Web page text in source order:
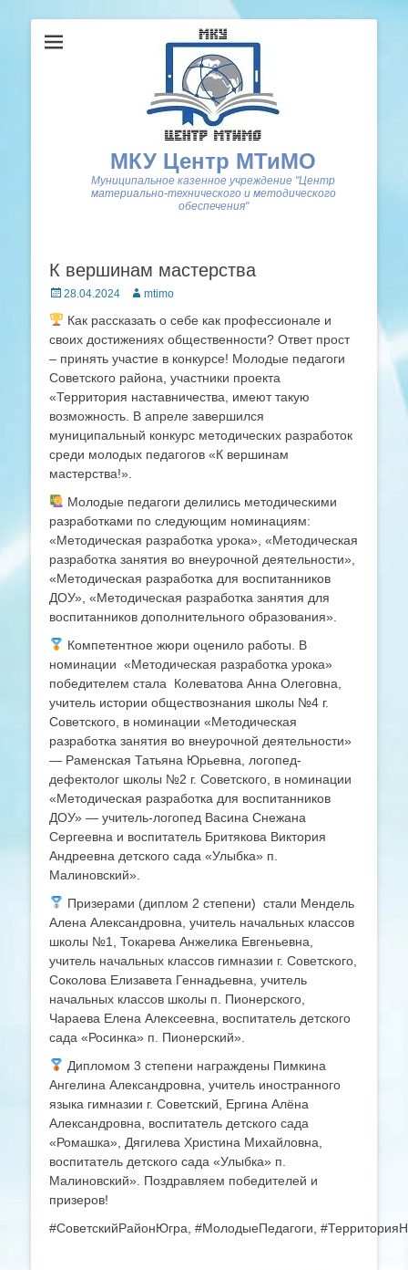
МКУ Центр МТиМО
Муниципальное казенное учреждение "Центр
материально-технического и методического
обеспечения"
К вершинам мастерства
Posted
28.04.2024 Author
mtimo
Как рассказать о себе как профессионале и
своих достижениях общественности? Ответ прост
– принять участие в конкурсе! Молодые педагоги
Советского района, участники проекта
«Территория наставничества, имеют такую
возможность. В апреле завершился
муниципальный конкурс методических разработок
среди молодых педагогов «К вершинам
мастерства!».
Молодые педагоги делились методическими
разработками по следующим номинациям:
«Методическая разработка урока», «Методическая
разработка занятия во внеурочной деятельности»,
«Методическая разработка для воспитанников
ДОУ», «Методическая разработка занятия для
воспитанников дополнительного образования».
Компетентное жюри оценило работы. В
номинации «Методическая разработка урока»
победителем стала Колеватова Анна Олеговна,
учитель истории обществознания школы №4 г.
Советского, в номинации «Методическая
разработка занятия во внеурочной деятельности»
— Раменская Татьяна Юрьевна, логопед-
дефектолог школы №2 г. Советского, в номинации
«Методическая разработка для воспитанников
ДОУ» — учитель-логопед Васина Снежана
Сергеевна и воспитатель Бритякова Виктория
Андреевна детского сада «Улыбка» п.
Малиновский».
Призерами (диплом 2 степени) стали Мендель
Алена Александровна, учитель начальных классов
школы №1, Токарева Анжелика Евгеньевна,
учитель начальных классов гимназии г. Советского,
Соколова Елизавета Геннадьевна, учитель
начальных классов школы п. Пионерского,
Чараева Елена Алексеевна, воспитатель детского
сада «Росинка» п. Пионерский».
Дипломом 3 степени награждены Пимкина
Ангелина Александровна, учитель иностранного
языка гимназии г. Советский, Ергина Алёна
Александровна, воспитатель детского сада
«Ромашка», Дягилева Христина Михайловна,
воспитатель детского сада «Улыбка» п.
Малиновский». Поздравляем победителей и
призеров!
#СоветскийРайонЮгра, #МолодыеПедагоги,